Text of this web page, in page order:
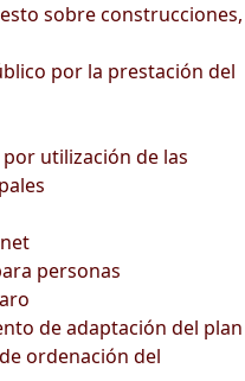
sobre construcciones,
por la prestación del
utilización de las
personas
de adaptación del plan
ordenación del